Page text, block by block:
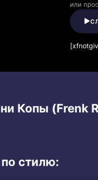
или
Копы (Frenk
стилю: